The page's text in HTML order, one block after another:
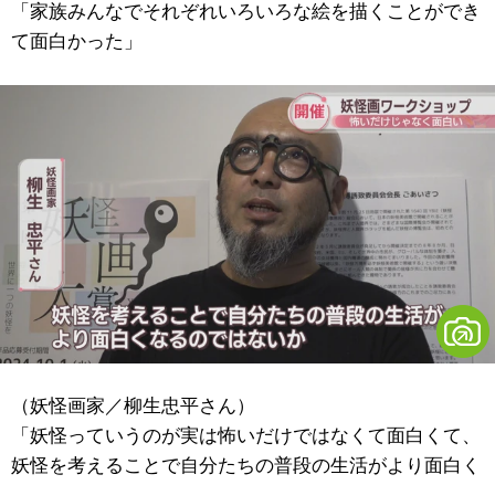
「家族みんなでそれぞれいろいろな絵を描くことができ
て面白かった」
（妖怪画家／柳生忠平さん）
「妖怪っていうのが実は怖いだけではなくて面白くて、
妖怪を考えることで自分たちの普段の生活がより面白く